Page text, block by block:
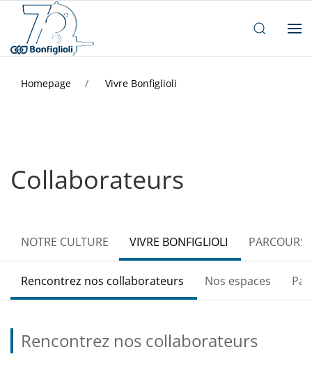
Homepage Vivre Bonfiglioli
Collaborateurs
NOTRE CULTURE VIVRE BONFIGLIOLI
Rencontrez nos collaborateurs Nos espaces
Rencontrez nos collaborateurs